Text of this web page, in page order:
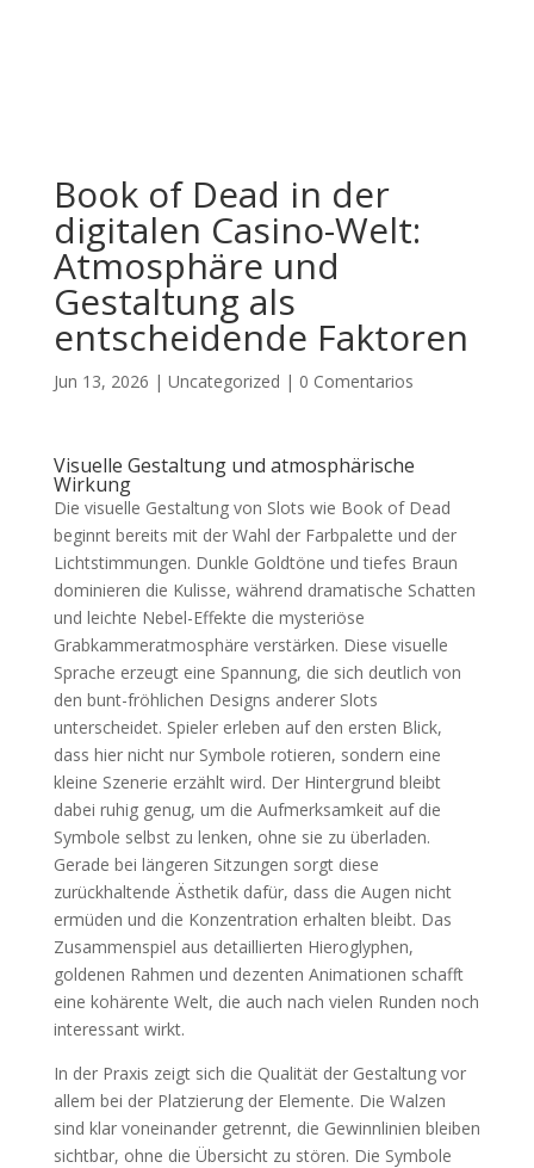
Book of Dead in der
digitalen Casino-Welt:
Atmosphäre und
Gestaltung als
entscheidende Faktoren
Jun 13, 2026 | Uncategorized | 0 Comentarios
Visuelle Gestaltung und atmosphärische
Wirkung
Die visuelle Gestaltung von Slots wie Book of Dead
beginnt bereits mit der Wahl der Farbpalette und der
Lichtstimmungen. Dunkle Goldtöne und tiefes Braun
dominieren die Kulisse, während dramatische Schatten
und leichte Nebel-Effekte die mysteriöse
Grabkammeratmosphäre verstärken. Diese visuelle
Sprache erzeugt eine Spannung, die sich deutlich von
den bunt-fröhlichen Designs anderer Slots
unterscheidet. Spieler erleben auf den ersten Blick,
dass hier nicht nur Symbole rotieren, sondern eine
kleine Szenerie erzählt wird. Der Hintergrund bleibt
dabei ruhig genug, um die Aufmerksamkeit auf die
Symbole selbst zu lenken, ohne sie zu überladen.
Gerade bei längeren Sitzungen sorgt diese
zurückhaltende Ästhetik dafür, dass die Augen nicht
ermüden und die Konzentration erhalten bleibt. Das
Zusammenspiel aus detaillierten Hieroglyphen,
goldenen Rahmen und dezenten Animationen schafft
eine kohärente Welt, die auch nach vielen Runden noch
interessant wirkt.
In der Praxis zeigt sich die Qualität der Gestaltung vor
allem bei der Platzierung der Elemente. Die Walzen
sind klar voneinander getrennt, die Gewinnlinien bleiben
sichtbar, ohne die Übersicht zu stören. Die Symbole